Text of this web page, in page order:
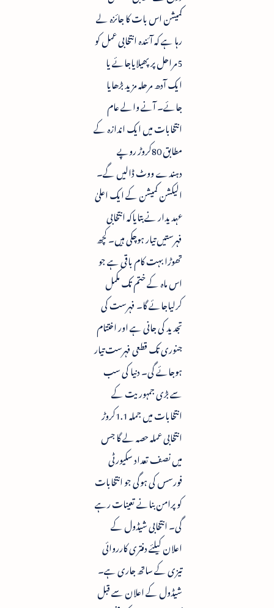
کمیشن اس بات کا جائزہ لے
رہا ہے کہ آئندہ انتخابی عمل کو
5مراحل پر پھیلایاجائے یا
ایک آدھ مرحلہ مزید بڑھایا
جائے۔ آنے والے عام
انتخابات میں ایک اندازہ کے
مطابق 80کروڑ روپے
دہندے ووٹ ڈالیں گے۔
الیکشن کمیشن کے ایک اعلیٰ
عہدیدار نے بتایاکہ انتخابی
فہرستیں تیار ہوچکی ہیں۔ کچھ
تھوڑا بہت کام باقی ہے جو
اس ماہ کے ختم تک مکمل
کرلیاجائے گا۔ فہرست کی
تجدید کی جانی ہے اور اختتام
جنوری تک قطعی فہرست تیار
ہوجائے گی۔ دنیا کی سب
سے بڑی جمہوریت کے
انتخابات میں جملہ 1.1کروڑ
انتخابی عملہ حصہ لے گا جس
میں نصف تعداد سکیورٹی
فورسس کی ہوگی جو انتخابات
کو پرامن بنانے تعینات رہے
گی۔ انتخابی شیڈول کے
اعلان کیلئے دفتری کارروائی
تیزی کے ساتھ جاری ہے۔
شیڈول کے اعلان سے قبل